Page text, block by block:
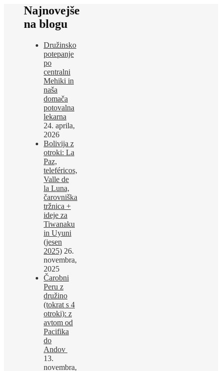
Najnovejše
na blogu
Družinsko
potepanje
po
centralni
Mehiki in
naša
domača
potovalna
lekarna
24. aprila,
2026
Bolivija z
otroki: La
Paz,
teleféricos,
Valle de
la Luna,
čarovniška
tržnica +
ideje za
Tiwanaku
in Uyuni
(jesen
2025) 26.
novembra,
2025
Čarobni
Peru z
družino
(tokrat s 4
otroki): z
avtom od
Pacifika
do
Andov
13.
novembra,